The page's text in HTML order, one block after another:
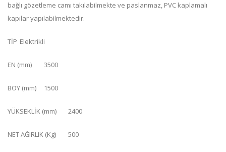
bağlı gözetleme camı takılabilmekte ve paslanmaz, PVC kaplamalı
kapılar yapılabilmektedir.
TİP Elektrikli
EN (mm) 3500
BOY (mm) 1500
YÜKSEKLİK (mm) 2400
NET AĞIRLIK (Kg) 500